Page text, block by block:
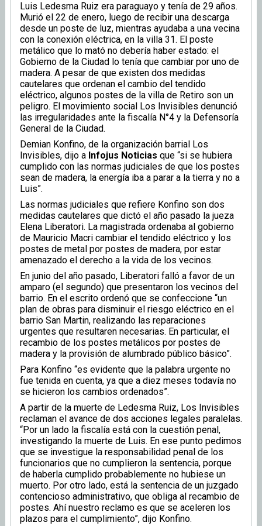
Luis Ledesma Ruiz era paraguayo y tenía de 29 años.
Murió el 22 de enero, luego de recibir una descarga
desde un poste de luz, mientras ayudaba a una vecina
con la conexión eléctrica, en la villa 31. El poste
metálico que lo mató no debería haber estado: el
Gobierno de la Ciudad lo tenía que cambiar por uno de
madera. A pesar de que existen dos medidas
cautelares que ordenan el cambio del tendido
eléctrico, algunos postes de la villa de Retiro son un
peligro. El movimiento social Los Invisibles denunció
las irregularidades ante la fiscalía N°4 y la Defensoría
General de la Ciudad.
Demian Konfino, de la organización barrial Los
Invisibles, dijo a Infojus Noticias que “si se hubiera
cumplido con las normas judiciales de que los postes
sean de madera, la energía iba a parar a la tierra y no a
Luis”.
Las normas judiciales que refiere Konfino son dos
medidas cautelares que dictó el año pasado la jueza
Elena Liberatori. La magistrada ordenaba al gobierno
de Mauricio Macri cambiar el tendido eléctrico y los
postes de metal por postes de madera, por estar
amenazado el derecho a la vida de los vecinos.
En junio del año pasado, Liberatori falló a favor de un
amparo (el segundo) que presentaron los vecinos del
barrio. En el escrito ordenó que se confeccione “un
plan de obras para disminuir el riesgo eléctrico en el
barrio San Martin, realizando las reparaciones
urgentes que resultaren necesarias. En particular, el
recambio de los postes metálicos por postes de
madera y la provisión de alumbrado público básico”.
Para Konfino “es evidente que la palabra urgente no
fue tenida en cuenta, ya que a diez meses todavía no
se hicieron los cambios ordenados”.
A partir de la muerte de Ledesma Ruiz, Los Invisibles
reclaman el avance de dos acciones legales paralelas.
“Por un lado la fiscalía está con la cuestión penal,
investigando la muerte de Luis. En ese punto pedimos
que se investigue la responsabilidad penal de los
funcionarios que no cumplieron la sentencia, porque
de haberla cumplido probablemente no hubiese un
muerto. Por otro lado, está la sentencia de un juzgado
contencioso administrativo, que obliga al recambio de
postes. Ahí nuestro reclamo es que se aceleren los
plazos para el cumplimiento”, dijo Konfino.